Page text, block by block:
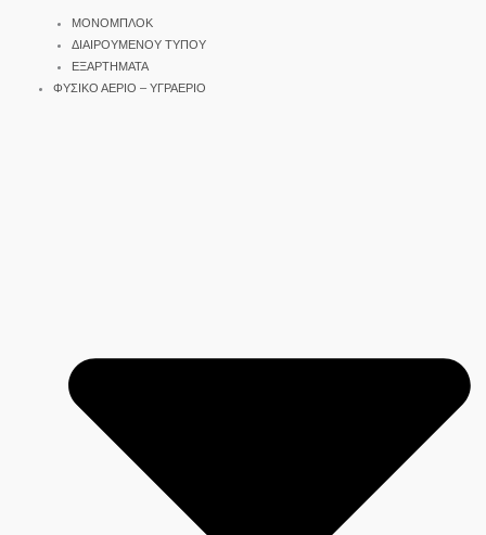
ΜΟΝΟΜΠΛΟΚ
ΔΙΑΙΡΟΥΜΕΝΟΥ ΤΥΠΟΥ
ΕΞΑΡΤΗΜΑΤΑ
ΦΥΣΙΚΟ ΑΕΡΙΟ – ΥΓΡΑΕΡΙΟ